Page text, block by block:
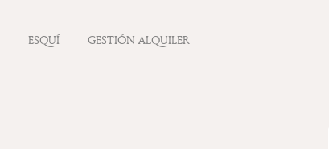
ESQUÍ GESTIÓN ALQUILER